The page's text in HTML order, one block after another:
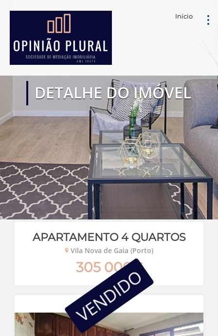
Início
DETALHE DO IMÓVEL
APARTAMENTO 4 QUARTOS
Vila Nova de Gaia (Porto)
305 000€
VENDIDO